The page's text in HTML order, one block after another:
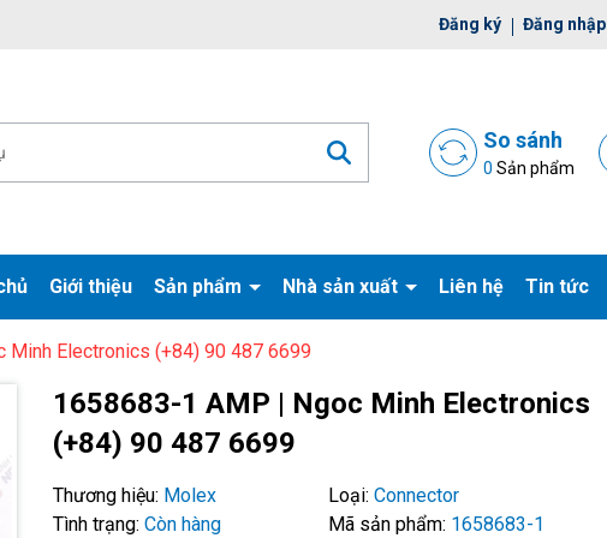
đợi bạn Đăng ký Đăng nhập
So sánh
0 Sản phẩm
Giới thiệu Sản phẩm Nhà sản xuất Liên hệ Tin tức
Minh Electronics (+84) 90 487 6699
1658683-1 AMP | Ngoc Minh Electronics
(+84) 90 487 6699
Thương hiệu: Molex Loại: Connector
Tình trạng: Còn hàng Mã sản phẩm: 1658683-1
Mã giảm giá:
Ngày hết hạn:
Điều kiện: